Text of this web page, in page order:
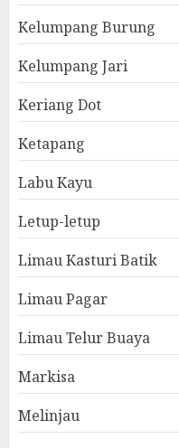
Kelumpang Burung
Kelumpang Jari
Keriang Dot
Ketapang
Labu Kayu
Letup-letup
Limau Kasturi Batik
Limau Pagar
Limau Telur Buaya
Markisa
Melinjau